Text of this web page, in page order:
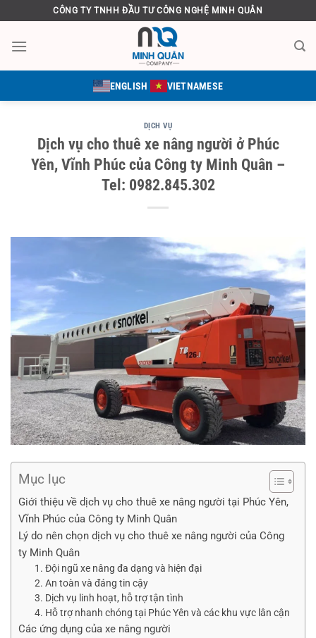
qua
nội
CÔNG TY TNHH ĐẦU TƯ CÔNG NGHỆ MINH QUÂN
ENGLISH VIETNAMESE
DỊCH VỤ
Dịch vụ cho thuê xe nâng người ở Phúc
Yên, Vĩnh Phúc của Công ty Minh Quân –
Tel: 0982.845.302
Mục lục
Giới thiệu về dịch vụ cho thuê xe nâng người tại Phúc Yên,
Vĩnh Phúc của Công ty Minh Quân
Lý do nên chọn dịch vụ cho thuê xe nâng người của Công
ty Minh Quân
1. Đội ngũ xe nâng đa dạng và hiện đại
2. An toàn và đáng tin cậy
3. Dịch vụ linh hoạt, hỗ trợ tận tình
4. Hỗ trợ nhanh chóng tại Phúc Yên và các khu vực lân cận
Các ứng dụng của xe nâng người